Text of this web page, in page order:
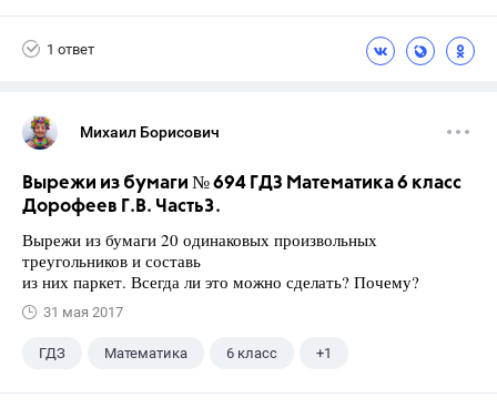
1 ответ
Михаил Борисович
Вырежи из бумаги № 694 ГДЗ Математика 6 класс
Дорофеев Г.В. Часть3.
Вырежи из бумаги 20 одинаковых произвольных
треугольников и составь
из них паркет. Всегда ли это можно сделать? Почему?
31 мая 2017
ГДЗ Математика 6 класс +1